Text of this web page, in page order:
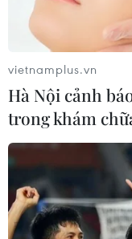
vietnamplus.vn
Hà Nội cảnh
trong khám